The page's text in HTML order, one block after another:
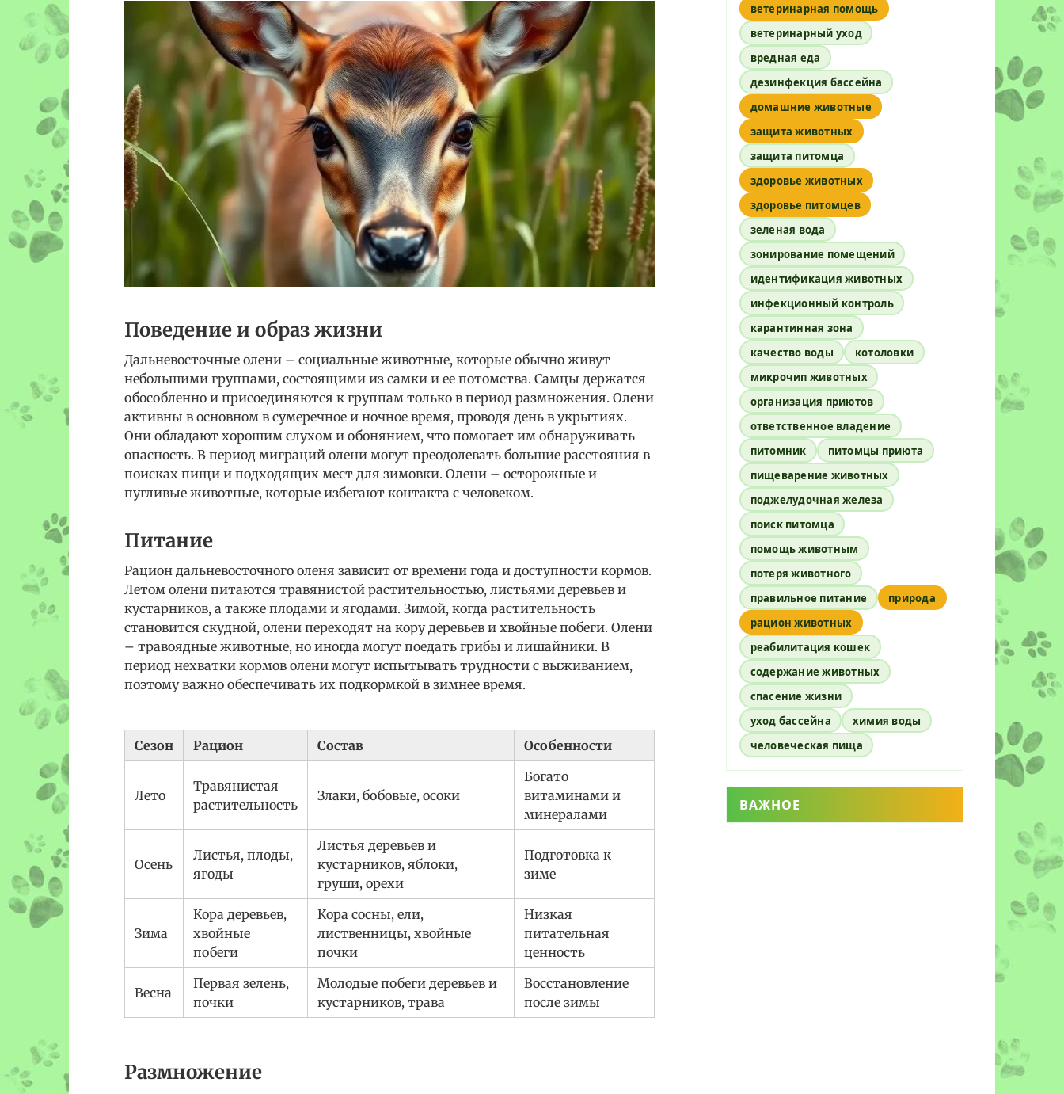
Поведение и образ жизни
Дальневосточные олени – социальные животные, которые обычно живут
небольшими группами, состоящими из самки и ее потомства. Самцы держатся
обособленно и присоединяются к группам только в период размножения. Олени
активны в основном в сумеречное и ночное время, проводя день в укрытиях.
Они обладают хорошим слухом и обонянием, что помогает им обнаруживать
опасность. В период миграций олени могут преодолевать большие расстояния в
поисках пищи и подходящих мест для зимовки. Олени – осторожные и
пугливые животные, которые избегают контакта с человеком.
Питание
Рацион дальневосточного оленя зависит от времени года и доступности кормов.
Летом олени питаются травянистой растительностью, листьями деревьев и
кустарников, а также плодами и ягодами. Зимой, когда растительность
становится скудной, олени переходят на кору деревьев и хвойные побеги. Олени
– травоядные животные, но иногда могут поедать грибы и лишайники. В
период нехватки кормов олени могут испытывать трудности с выживанием,
поэтому важно обеспечивать их подкормкой в зимнее время.
Сезон Рацион Состав Особенности
Лето
Травянистая
растительность
Злаки, бобовые, осоки
Богато
витаминами и
минералами
Осень
Листья, плоды,
ягоды
Листья деревьев и
кустарников, яблоки,
груши, орехи
Подготовка к
зиме
Зима
Кора деревьев,
хвойные
побеги
Кора сосны, ели,
лиственницы, хвойные
почки
Низкая
питательная
ценность
Весна
Первая зелень,
почки
Молодые побеги деревьев и
кустарников, трава
Восстановление
после зимы
Размножение
ветеринарная помощь
ветеринарный уход
вредная еда
дезинфекция бассейна
домашние животные
защита животных
защита питомца
здоровье животных
здоровье питомцев
зеленая вода
зонирование помещений
идентификация животных
инфекционный контроль
карантинная зона
качество воды
котоловки
микрочип животных
организация приютов
ответственное владение
питомник
питомцы приюта
пищеварение животных
поджелудочная железа
поиск питомца
помощь животным
потеря животного
правильное питание
природа
рацион животных
реабилитация кошек
содержание животных
спасение жизни
уход бассейна
химия воды
человеческая пища
ВАЖНОЕ